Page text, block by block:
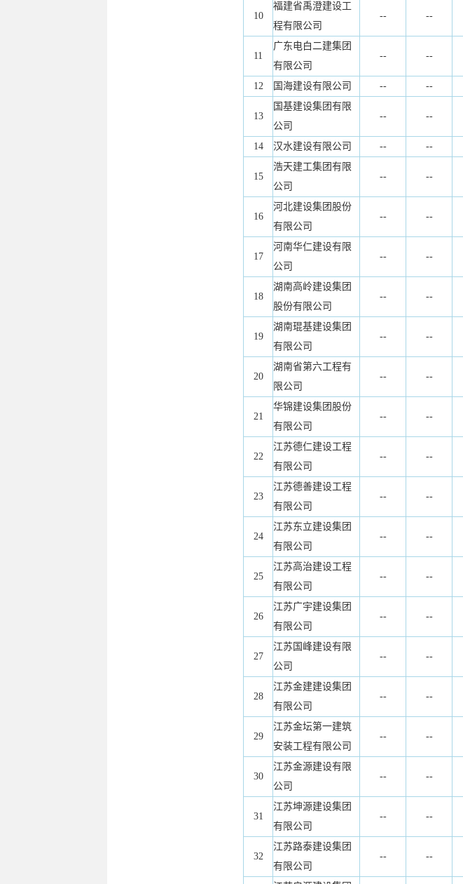
10
福建省禹澄建设工
程有限公司
-- --
11
广东电白二建集团
有限公司
-- --
12 国海建设有限公司 -- --
13
国基建设集团有限
公司
-- --
14 汉水建设有限公司 -- --
15
浩天建工集团有限
公司
-- --
16
河北建设集团股份
有限公司
-- --
17
河南华仁建设有限
公司
-- --
18
湖南高岭建设集团
股份有限公司
-- --
19
湖南琨基建设集团
有限公司
-- --
20
湖南省第六工程有
限公司
-- --
21
华锦建设集团股份
有限公司
-- --
22
江苏德仁建设工程
有限公司
-- --
23
江苏德善建设工程
有限公司
-- --
24
江苏东立建设集团
有限公司
-- --
25
江苏高治建设工程
有限公司
-- --
26
江苏广宇建设集团
有限公司
-- --
27
江苏国峰建设有限
公司
-- --
28
江苏金建建设集团
有限公司
-- --
29
江苏金坛第一建筑
安装工程有限公司
-- --
30
江苏金源建设有限
公司
-- --
31
江苏坤源建设集团
有限公司
-- --
32
江苏路泰建设集团
有限公司
-- --